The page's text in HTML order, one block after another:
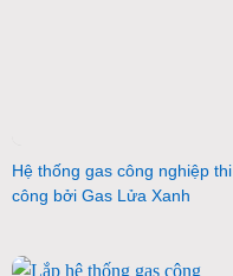
Hệ thống gas công nghiệp thi
công bởi Gas Lửa Xanh